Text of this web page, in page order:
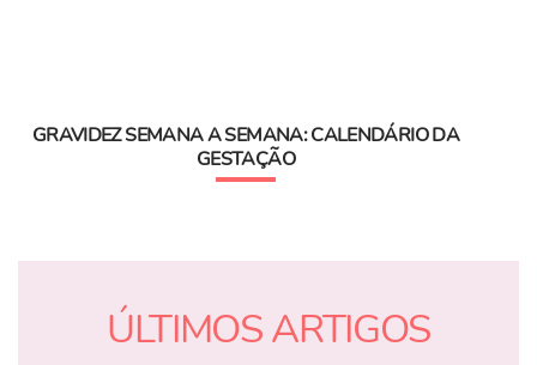
GRAVIDEZ SEMANA A SEMANA: CALENDÁRIO DA
GESTAÇÃO
ÚLTIMOS ARTIGOS